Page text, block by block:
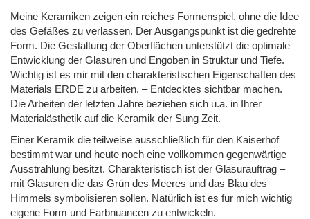
Meine Keramiken zeigen ein reiches Formenspiel, ohne die Idee
des Gefäßes zu verlassen. Der Ausgangspunkt ist die gedrehte
Form. Die Gestaltung der Oberflächen unterstützt die optimale
Entwicklung der Glasuren und Engoben in Struktur und Tiefe.
Wichtig ist es mir mit den charakteristischen Eigenschaften des
Materials ERDE zu arbeiten. – Entdecktes sichtbar machen.
Die Arbeiten der letzten Jahre beziehen sich u.a. in Ihrer
Materialästhetik auf die Keramik der Sung Zeit.
Einer Keramik die teilweise ausschließlich für den Kaiserhof
bestimmt war und heute noch eine vollkommen gegenwärtige
Ausstrahlung besitzt. Charakteristisch ist der Glasurauftrag –
mit Glasuren die das Grün des Meeres und das Blau des
Himmels symbolisieren sollen. Natürlich ist es für mich wichtig
eigene Form und Farbnuancen zu entwickeln.